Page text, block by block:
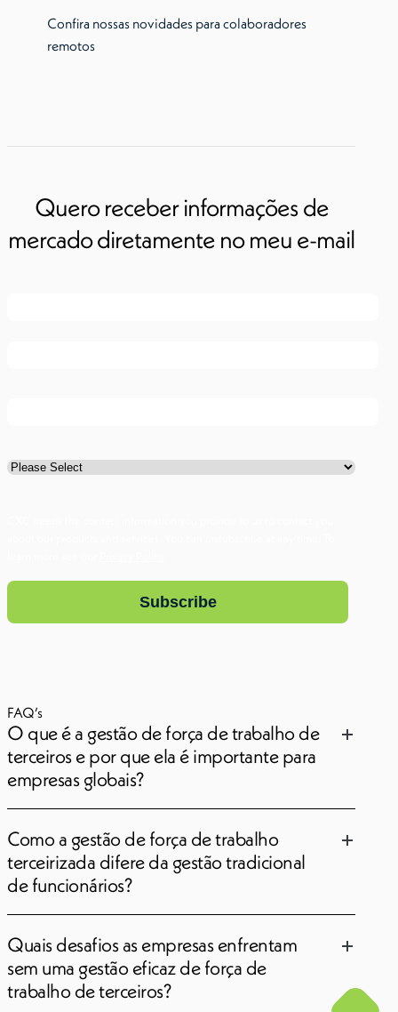
Confira nossas novidades para colaboradores
remotos
Quero receber informações de
mercado diretamente no meu e-mail
FAQ’s
O que é a gestão de força de trabalho de
terceiros e por que ela é importante para
empresas globais?
Como a gestão de força de trabalho
terceirizada difere da gestão tradicional
de funcionários?
Quais desafios as empresas enfrentam
sem uma gestão eficaz de força de
trabalho de terceiros?